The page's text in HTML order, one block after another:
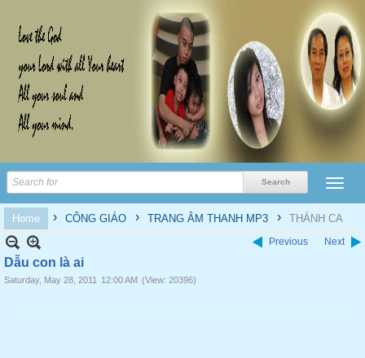
Home › CÔNG GIÁO › TRANG ÂM THANH MP3 › THÁNH CA
Previous Next
Dẫu con là ai
Saturday, May 28, 2011 12:00 AM (View: 20396)